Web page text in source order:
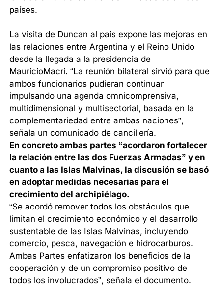
países.
La visita de Duncan al país expone las mejoras en
las relaciones entre Argentina y el Reino Unido
desde la llegada a la presidencia de
MauricioMacri. “La reunión bilateral sirvió para que
ambos funcionarios pudieran continuar
impulsando una agenda omnicomprensiva,
multidimensional y multisectorial, basada en la
complementariedad entre ambas naciones”,
señala un comunicado de cancillería.
En concreto ambas partes “acordaron fortalecer
la relación entre las dos Fuerzas Armadas” y en
cuanto a las Islas Malvinas, la discusión se basó
en adoptar medidas necesarias para el
crecimiento del archipiélago.
“Se acordó remover todos los obstáculos que
limitan el crecimiento económico y el desarrollo
sustentable de las Islas Malvinas, incluyendo
comercio, pesca, navegación e hidrocarburos.
Ambas Partes enfatizaron los beneficios de la
cooperación y de un compromiso positivo de
todos los involucrados”, señala el documento.